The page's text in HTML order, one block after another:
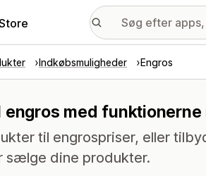
Indkøbsmuligheder Engros
engros med
til engrospriser, eller
sælge dine produkter.